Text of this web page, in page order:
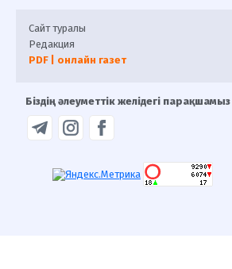
Сайт туралы
Редакция
PDF | онлайн газет
Біздің әлеуметтік желідегі парақшамыз